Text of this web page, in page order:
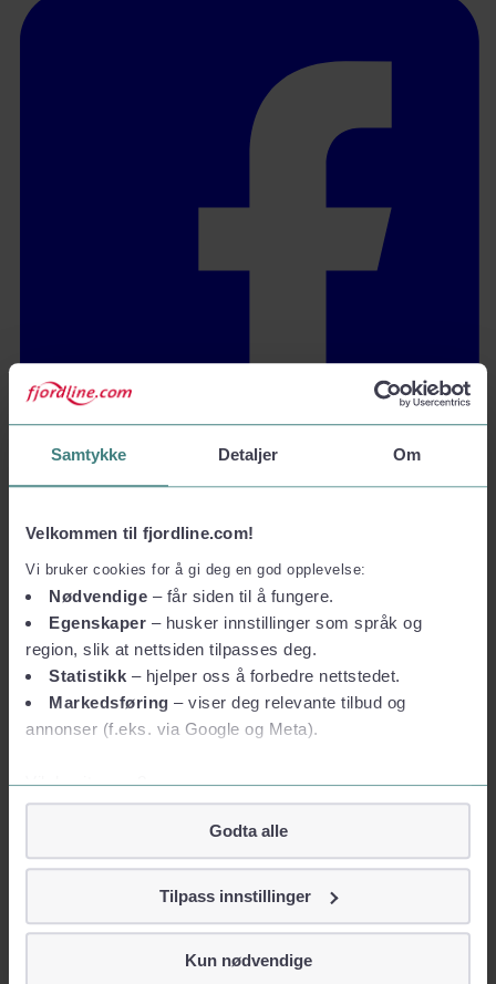
Samtykke Detaljer Om
Velkommen til fjordline.com!
Vi bruker cookies for å gi deg en god opplevelse:
Nødvendige – får siden til å fungere.
Egenskaper – husker innstillinger som språk og
region, slik at nettsiden tilpasses deg.
Statistikk – hjelper oss å forbedre nettstedet.
Markedsføring – viser deg relevante tilbud og
annonser (f.eks. via Google og Meta).
Vil du vite mer?
Om informasjonskapsler
Googles retningslinjer for personvern
Vi tar ditt personvern på alvor
identifiserer deg, som navn eller telefonnummer.
Godta alle
Tilpass innstillinger
Kun nødvendige